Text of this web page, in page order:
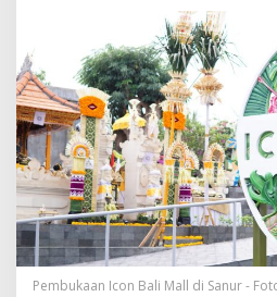
u
n
j
u
n
g
L
o
k
a
l
H
i
n
g
Pembukaan Icon Bali Mall di Sanur -